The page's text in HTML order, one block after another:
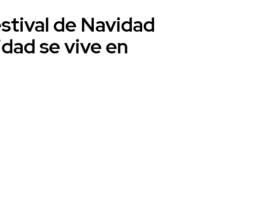
de Navidad
se vive en